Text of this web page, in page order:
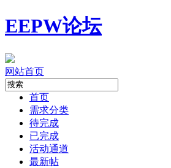
EEPW论坛
网站首页
首页
需求分类
待完成
已完成
活动通道
最新帖